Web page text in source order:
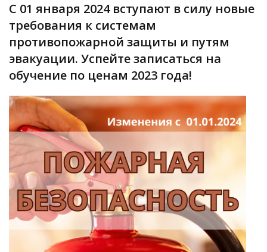
С 01 января 2024 вступают в силу новые
требования к системам
противопожарной защиты и путям
эвакуации. Успейте записаться на
обучение по ценам 2023 года!